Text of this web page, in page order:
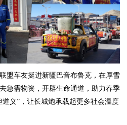
盟车友挺进新疆巴音布鲁克，在厚雪
急需物资，开辟生命通道，助力春季
义”，让长城炮承载起更多社会温度